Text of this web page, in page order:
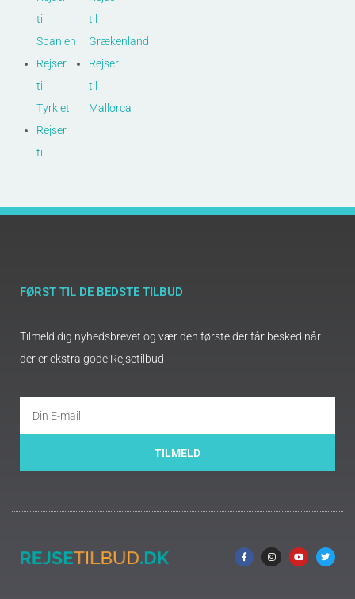
til
Spanien
Rejser
til
Tyrkiet
Rejser
til
til
Grækenland
Rejser
til
Mallorca
FØRST TIL DE BEDSTE TILBUD
Tilmeld dig nyhedsbrevet og vær den første der får besked når
der er ekstra gode Rejsetilbud
TILMELD